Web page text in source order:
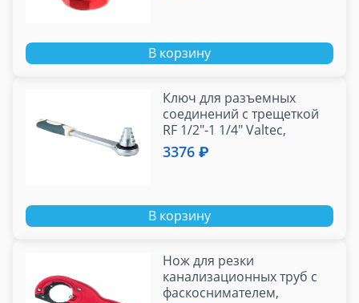
В корзину
Ключ для разъемных
соединений с трещеткой
RF 1/2"-1 1/4" Valtec,
американка"
3376 ₽
В корзину
Нож для резки
канализационных труб с
фаскоснимателем,